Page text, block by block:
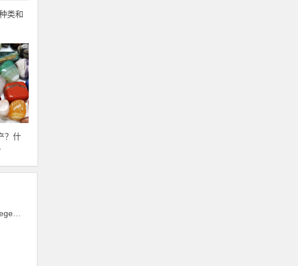
类和
？什
？